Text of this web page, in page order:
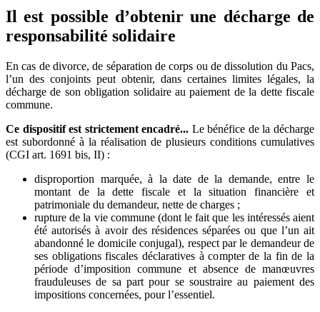
Il est possible d’obtenir une décharge de
responsabilité solidaire
En cas de divorce, de séparation de corps ou de dissolution du Pacs,
l’un des conjoints peut obtenir, dans certaines limites légales, la
décharge de son obligation solidaire au paiement de la dette fiscale
commune.
Ce dispositif est strictement encadré... Le bénéfice de la décharge
est subordonné à la réalisation de plusieurs conditions cumulatives
(CGI art. 1691 bis, II) :
disproportion marquée, à la date de la demande, entre le
montant de la dette fiscale et la situation financière et
patrimoniale du demandeur, nette de charges ;
rupture de la vie commune (dont le fait que les intéressés aient
été autorisés à avoir des résidences séparées ou que l’un ait
abandonné le domicile conjugal), respect par le demandeur de
ses obligations fiscales déclaratives à compter de la fin de la
période d’imposition commune et absence de manœuvres
frauduleuses de sa part pour se soustraire au paiement des
impositions concernées, pour l’essentiel.